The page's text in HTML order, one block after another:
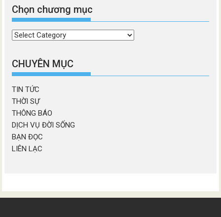
Chọn chương mục
Chọn
mục
CHUYÊN MỤC
TIN TỨC
THỜI SỰ
THÔNG BÁO
DỊCH VỤ ĐỜI SỐNG
BẠN ĐỌC
LIÊN LẠC